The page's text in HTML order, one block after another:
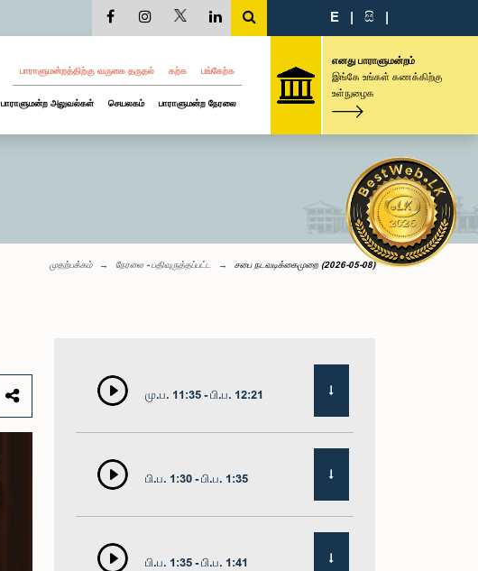
E | සි |
பாராளுமன்றத்திற்கு வருகை தருதல் கற்க பங்கேற்க
பாராளுமன்ற அலுவல்கள் செயலகம் பாராளுமன்ற நேரலை
எனது பாராளுமன்றம்
இங்கே உங்கள் கணக்கிற்கு
உள்நுழைக
முதற்பக்கம் நேரலை - பதிவுருத்தப்பட்ட சபை நடவடிக்கைமுறை (2026-05-08)
மு.ப. 11:35 - பி.ப. 12:21
பி.ப. 1:30 - பி.ப. 1:35
பி.ப. 1:35 - பி.ப. 1:41